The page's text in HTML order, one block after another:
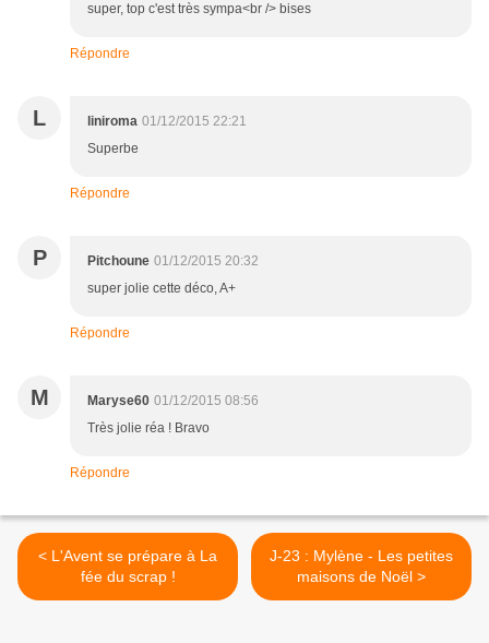
super, top c'est très sympa<br /> bises
Répondre
L liniroma 01/12/2015 22:21
Superbe
Répondre
P Pitchoune 01/12/2015 20:32
super jolie cette déco, A+
Répondre
M Maryse60 01/12/2015 08:56
Très jolie réa ! Bravo
Répondre
< L'Avent se prépare à La
fée du scrap !
J-23 : Mylène - Les petites
maisons de Noël >